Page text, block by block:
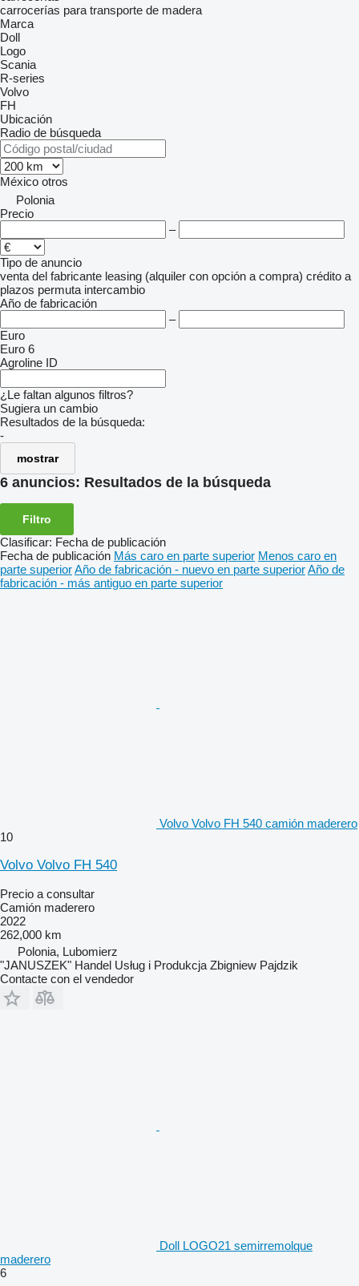
carrocerías para transporte de madera
Marca
Doll
Logo
Scania
R-series
Volvo
FH
Ubicación
Radio de búsqueda
México otros
Polonia
Precio
–
Tipo de anuncio
venta del fabricante leasing (alquiler con opción a compra) crédito a
plazos permuta intercambio
Año de fabricación
–
Euro
Euro 6
Agroline ID
¿Le faltan algunos filtros?
Sugiera un cambio
Resultados de la búsqueda:
-
mostrar
6 anuncios: Resultados de la búsqueda
Filtro
Clasificar: Fecha de publicación
Fecha de publicación Más caro en parte superior Menos caro en
parte superiorAño de fabricación - nuevo en parte superiorAño de
fabricación - más antiguo en parte superior
Volvo Volvo FH 540 camión maderero
10
Volvo Volvo FH 540
Precio a consultar
Camión maderero
2022
262,000 km
Polonia, Lubomierz
"JANUSZEK" Handel Usług i Produkcja Zbigniew Pajdzik
Contacte con el vendedor
Doll LOGO21 semirremolque
maderero
6